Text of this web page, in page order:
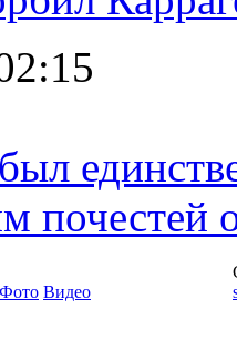
почестей
Фото Видео